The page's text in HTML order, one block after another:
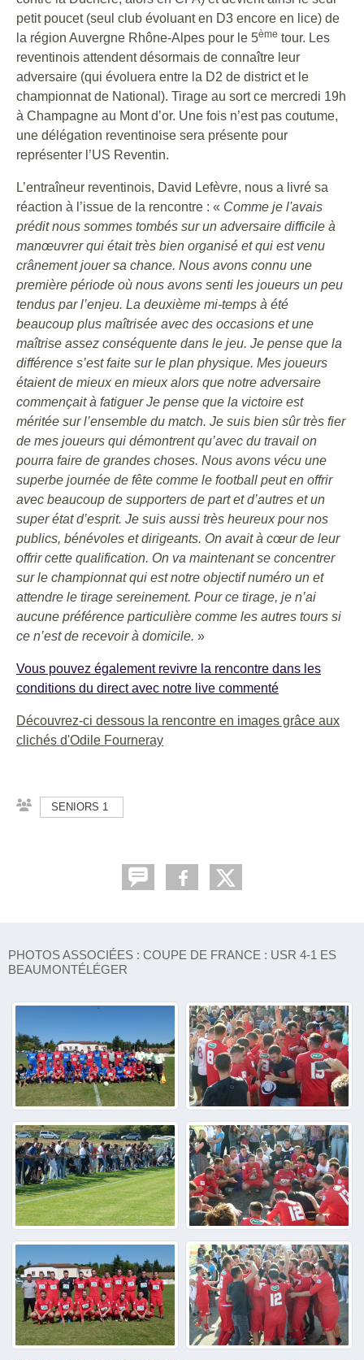
petit poucet (seul club évoluant en D3 encore en lice) de
la région Auvergne Rhône-Alpes pour le 5ème tour. Les
reventinois attendent désormais de connaître leur
adversaire (qui évoluera entre la D2 de district et le
championnat de National). Tirage au sort ce mercredi 19h
à Champagne au Mont d’or. Une fois n’est pas coutume,
une délégation reventinoise sera présente pour
représenter l’US Reventin.
L’entraîneur reventinois, David Lefèvre, nous a livré sa
réaction à l’issue de la rencontre : « Comme je l'avais
prédit nous sommes tombés sur un adversaire difficile à
manœuvrer qui était très bien organisé et qui est venu
crânement jouer sa chance. Nous avons connu une
première période où nous avons senti les joueurs un peu
tendus par l’enjeu. La deuxième mi-temps à été
beaucoup plus maîtrisée avec des occasions et une
maîtrise assez conséquente dans le jeu. Je pense que la
différence s’est faite sur le plan physique. Mes joueurs
étaient de mieux en mieux alors que notre adversaire
commençait à fatiguer Je pense que la victoire est
méritée sur l’ensemble du match. Je suis bien sûr très fier
de mes joueurs qui démontrent qu’avec du travail on
pourra faire de grandes choses. Nous avons vécu une
superbe journée de fête comme le football peut en offrir
avec beaucoup de supporters de part et d’autres et un
super état d’esprit. Je suis aussi très heureux pour nos
publics, bénévoles et dirigeants. On avait à cœur de leur
offrir cette qualification. On va maintenant se concentrer
sur le championnat qui est notre objectif numéro un et
attendre le tirage sereinement. Pour ce tirage, je n’ai
aucune préférence particulière comme les autres tours si
ce n’est de recevoir à domicile. »
Vous pouvez également revivre la rencontre dans les
conditions du direct avec notre live commenté
Découvrez-ci dessous la rencontre en images grâce aux
clichés d'Odile Fourneray
SENIORS 1
PHOTOS ASSOCIÉES : COUPE DE FRANCE : USR 4-1 ES
BEAUMONTÉLÉGER